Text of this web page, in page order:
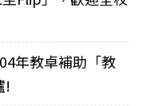
年教卓補助「教
!